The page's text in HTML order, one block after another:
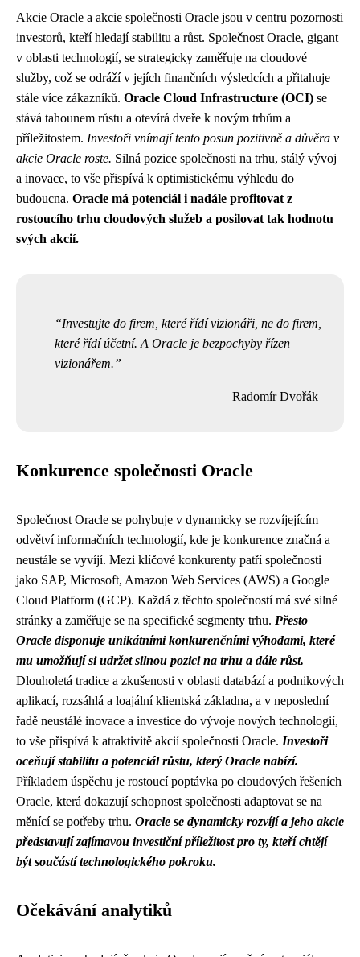
Akcie Oracle a akcie společnosti Oracle jsou v centru pozornosti
investorů, kteří hledají stabilitu a růst. Společnost Oracle, gigant
v oblasti technologií, se strategicky zaměřuje na cloudové
služby, což se odráží v jejích finančních výsledcích a přitahuje
stále více zákazníků. Oracle Cloud Infrastructure (OCI) se
stává tahounem růstu a otevírá dveře k novým trhům a
příležitostem. Investoři vnímají tento posun pozitivně a důvěra v
akcie Oracle roste. Silná pozice společnosti na trhu, stálý vývoj
a inovace, to vše přispívá k optimistickému výhledu do
budoucna. Oracle má potenciál i nadále profitovat z
rostoucího trhu cloudových služeb a posilovat tak hodnotu
svých akcií.
Investujte do firem, které řídí vizionáři, ne do firem,
které řídí účetní. A Oracle je bezpochyby řízen
vizionářem.
Radomír Dvořák
Konkurence společnosti Oracle
Společnost Oracle se pohybuje v dynamicky se rozvíjejícím
odvětví informačních technologií, kde je konkurence značná a
neustále se vyvíjí. Mezi klíčové konkurenty patří společnosti
jako SAP, Microsoft, Amazon Web Services (AWS) a Google
Cloud Platform (GCP). Každá z těchto společností má své silné
stránky a zaměřuje se na specifické segmenty trhu. Přesto
Oracle disponuje unikátními konkurenčními výhodami, které
mu umožňují si udržet silnou pozici na trhu a dále růst.
Dlouholetá tradice a zkušenosti v oblasti databází a podnikových
aplikací, rozsáhlá a loajální klientská základna, a v neposlední
řadě neustálé inovace a investice do vývoje nových technologií,
to vše přispívá k atraktivitě akcií společnosti Oracle. Investoři
oceňují stabilitu a potenciál růstu, který Oracle nabízí.
Příkladem úspěchu je rostoucí poptávka po cloudových řešeních
Oracle, která dokazují schopnost společnosti adaptovat se na
měnící se potřeby trhu. Oracle se dynamicky rozvíjí a jeho akcie
představují zajímavou investiční příležitost pro ty, kteří chtějí
být součástí technologického pokroku.
Očekávání analytiků